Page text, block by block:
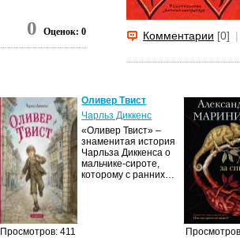
0 Оценок: 0 Комментарии [0] |
Просмотров: 411
Оливер Твист
Чарльз Диккенс
«Оливер Твист» –
знаменитая история
Чарльза Диккенса о
мальчике-сироте,
которому с ранних…